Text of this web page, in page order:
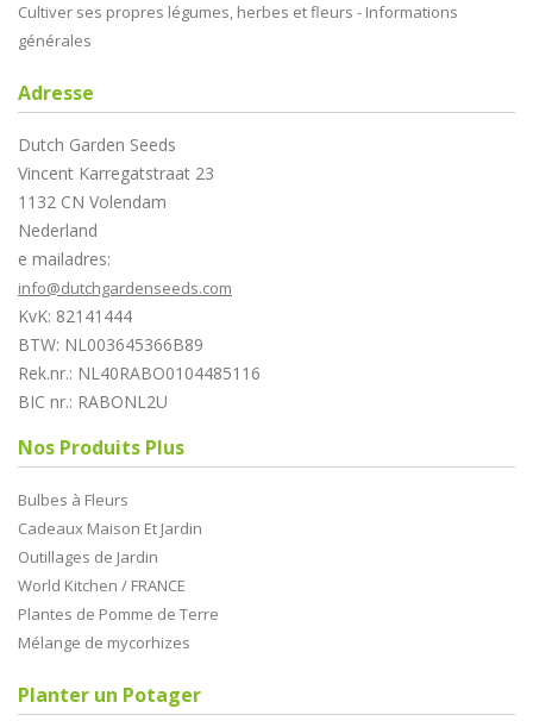
Cultiver ses propres légumes, herbes et fleurs - Informations
générales
Adresse
Dutch Garden Seeds
Vincent Karregatstraat 23
1132 CN Volendam
Nederland
e mailadres:
info@dutchgardenseeds.com
KvK: 82141444
BTW: NL003645366B89
Rek.nr.: NL40RABO0104485116
BIC nr.: RABONL2U
Nos Produits Plus
Bulbes à Fleurs
Cadeaux Maison Et Jardin
Outillages de Jardin
World Kitchen / FRANCE
Plantes de Pomme de Terre
Mélange de mycorhizes
Planter un Potager